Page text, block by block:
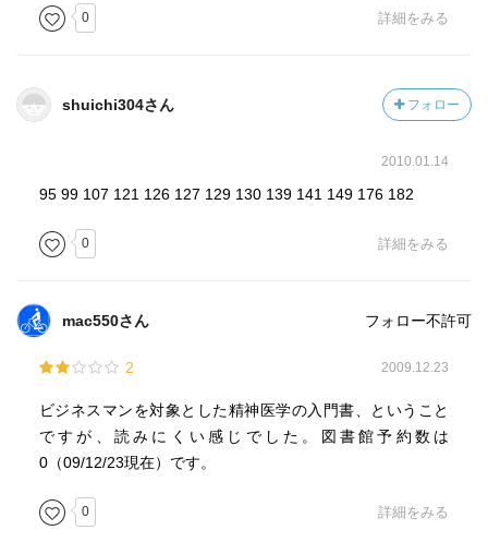
☆☆☆☆☆☆☆ 文章
☆☆☆☆☆☆☆ ストーリー
☆☆☆☆☆☆☆ 冒険性
☆☆☆☆☆☆☆ 読後の個人的な満足度
読書の速度（時間がかかった・普通・一気に読んだ）
0 詳細をみる
shuichi304さん フォロー
2010.01.14
95 99 107 121 126 127 129 130 139 141 149 176 182
0 詳細をみる
mac550さん フォロー不許可
2 2009.12.23
ビジネスマンを対象とした精神医学の入門書、ということ
ですが、読みにくい感じでした。図書館予約数は
0（09/12/23現在）です。
0 詳細をみる